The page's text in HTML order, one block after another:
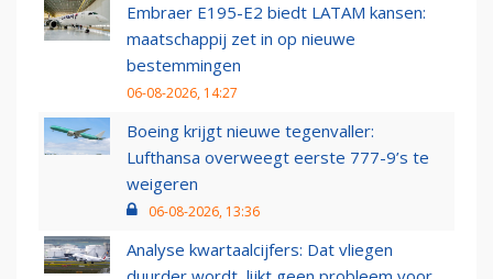
Embraer E195-E2 biedt LATAM kansen:
maatschappij zet in op nieuwe
bestemmingen
06-08-2026, 14:27
Boeing krijgt nieuwe tegenvaller:
Lufthansa overweegt eerste 777-9’s te
weigeren
06-08-2026, 13:36
Analyse kwartaalcijfers: Dat vliegen